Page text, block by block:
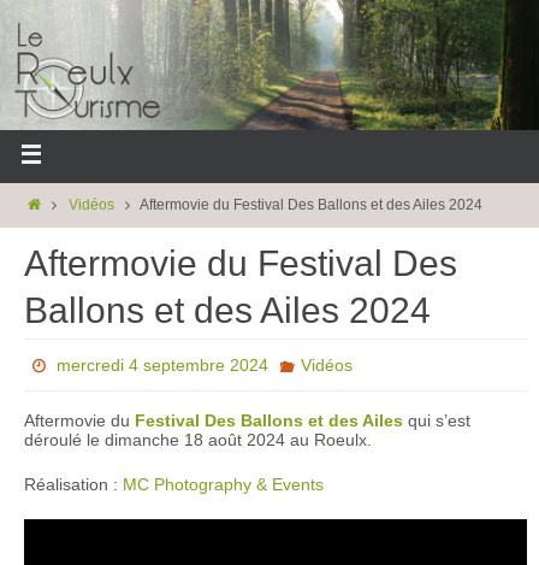
Vidéos Aftermovie du Festival Des Ballons et des Ailes 2024
Aftermovie du Festival Des
Ballons et des Ailes 2024
mercredi 4 septembre 2024 Vidéos
Aftermovie du Festival Des Ballons et des Ailes qui s’est
déroulé le dimanche 18 août 2024 au Roeulx.
Réalisation : MC Photography & Events